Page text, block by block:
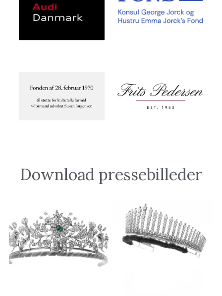
Download pressebilleder